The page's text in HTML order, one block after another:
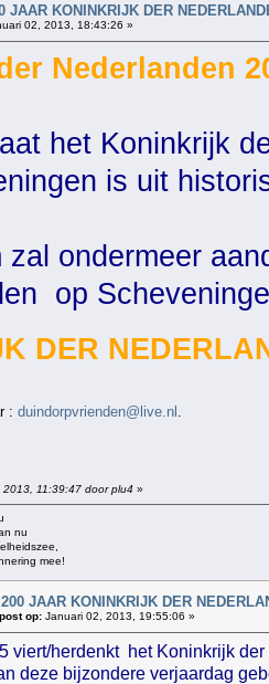
JAAR KONINKRIJK DER
02, 2013, 18:43:26 »
Nederlanden
het Koninkrijk
is uit
zal ondermeer
op
DER
: duindorpvrienden@live.nl
11:39:47 door plu4 »
nu
mee!
JAAR KONINKRIJK DER
op: Januari 02, 2013, 19:55:06 »
viert/herdenkt het Koninkrijk
deze bijzondere verjaardag